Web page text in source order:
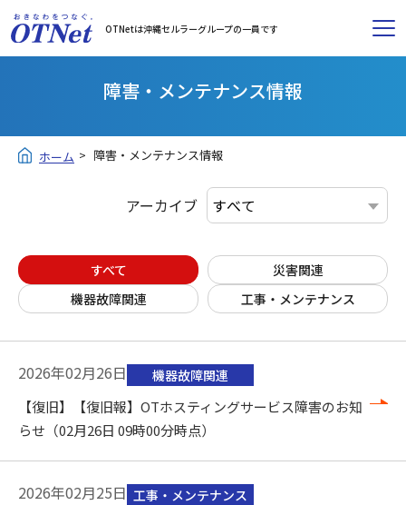
OTNetは沖縄セルラーグループの一員です
障害・メンテナンス情報
ホーム 障害・メンテナンス情報
アーカイブ
すべて
災害関連
機器故障関連
工事・メンテナンス
2026年02月26日 機器故障関連
【復旧】【復旧報】OTホスティングサービス障害のお知
らせ（02月26日 09時00分時点）
2026年02月25日 工事・メンテナンス